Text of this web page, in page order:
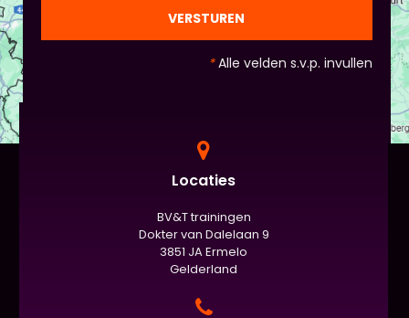
officiële/vaste werkvorm zijn. Voor beginners is het
evaluatieformulier niet :)
VERSTUREN
*Alle velden s.v.p. invullen
Locaties
BV&T trainingen
Dokter van Dalelaan 9
3851 JA Ermelo
Gelderland